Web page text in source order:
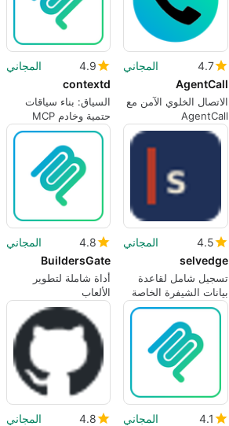
4.7
المجاني
AgentCall
الاتصال الخلوي الآمن مع
AgentCall
4.9
المجاني
contextd
السياق: بناء سياقات
حتمية وخادم MCP
لبرمجة الذكاء
الاصطناعي
4.5
المجاني
selvedge
تسجيل شامل لقاعدة
بيانات الشيفرة الخاصة
بالذكاء الاصطناعي
4.8
المجاني
BuildersGate
أداة شاملة لتطوير
الألعاب
4.1
المجاني
4.8
المجاني